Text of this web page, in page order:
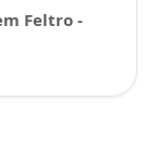
Feltro -